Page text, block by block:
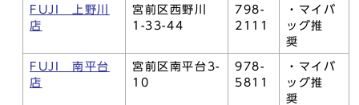
FUJI 上野川
店
宮前区西野川
1-33-44
798-
2111
・マイバ
ッグ推
奨
FUJI 南平台
店
宮前区南平台3-
10
978-
5811
・マイバ
ッグ推
奨